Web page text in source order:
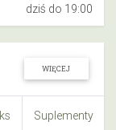
dziś do 19:00
WIĘCEJ
Suplementy